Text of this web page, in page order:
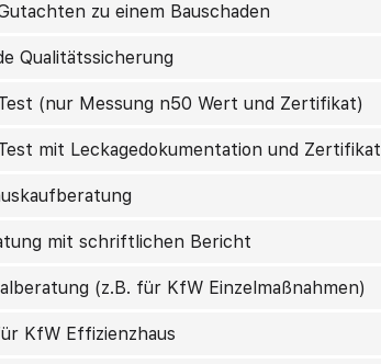
zu einem Bauschaden
Qualitätssicherung
(nur Messung n50 Wert und Zertifikat)
mit Leckagedokumentation und Zertifikat
mit schriftlichen Bericht
(z.B. für KfW Einzelmaßnahmen)
KfW Effizienzhaus